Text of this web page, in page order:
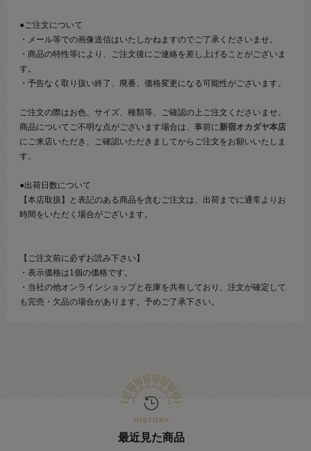
●ご注文について
・メール等での画像送信はいたしかねますのでご了承くださいませ。
・商品の特性等により、ご注文後にご連絡を差し上げることがございま
す。
・予告なく取り扱い終了、廃番、価格変更になる可能性がございます。
ご注文の際はお色、サイズ、種類等、ご確認の上ご注文くださいませ。
商品についてご不明な点がございます場合は、事前に新宿オカダヤ本店
にご来店いただき、ご確認いただきましてからご注文をお願いいたしま
す。
●出荷日数について
【本店取扱】と表記のある商品を含むご注文は、出荷までに通常よりお
時間をいただく場合がございます。
【ご注文前に必ずお読み下さい】
・表示価格は1個の価格です。
・当社の他オンラインショップと在庫を共有しており、注文が確定して
も完売・欠品の場合があります。予めご了承下さい。
最近見た商品